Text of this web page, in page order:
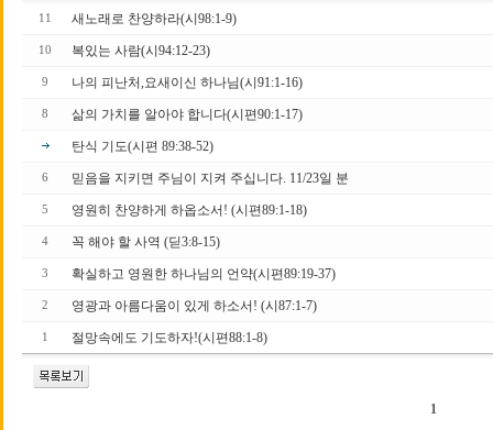
11 새노래로 찬양하라(시98:1-9)
10 복있는 사람(시94:12-23)
9 나의 피난처,요새이신 하나님(시91:1-16)
8 삶의 가치를 알아야 합니다(시편90:1-17)
탄식 기도(시편 89:38-52)
6 믿음을 지키면 주님이 지켜 주십니다. 11/23일 분
5 영원히 찬양하게 하옵소서! (시편89:1-18)
4 꼭 해야 할 사역 (딛3:8-15)
3 확실하고 영원한 하나님의 언약(시편89:19-37)
2 영광과 아름다움이 있게 하소서! (시87:1-7)
1 절망속에도 기도하자!(시편88:1-8)
1